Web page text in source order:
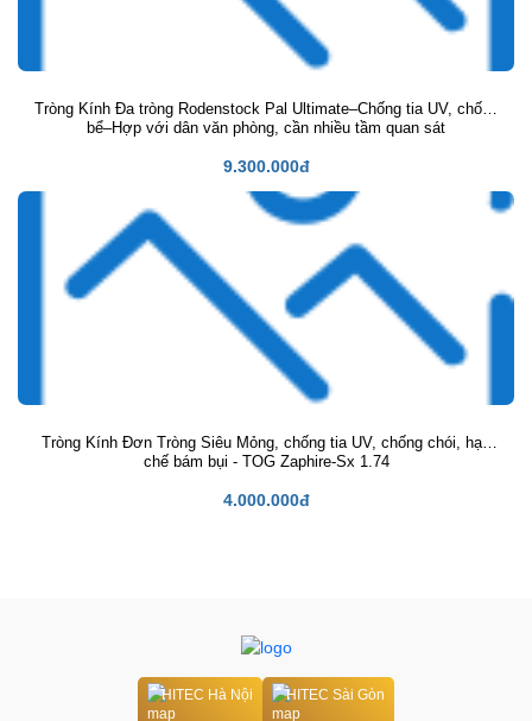
Tròng Kính Đa tròng Rodenstock Pal Ultimate–Chống tia UV, chống
bể–Hợp với dân văn phòng, cần nhiều tầm quan sát
9.300.000đ
Tròng Kính Đơn Tròng Siêu Mỏng, chống tia UV, chống chói, hạn
chế bám bụi - TOG Zaphire-Sx 1.74
4.000.000đ
HITEC Hà Nội HITEC Sài Gòn